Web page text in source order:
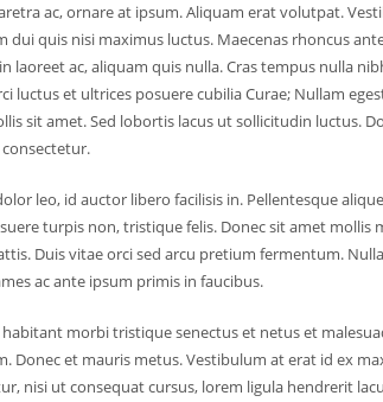
ac, ornare at ipsum. Aliquam erat volutpat.
dui quis nisi maximus luctus. Maecenas rhoncus
laoreet ac, aliquam quis nulla. Cras tempus nulla
luctus et ultrices posuere cubilia Curae; Nullam
sit amet. Sed lobortis lacus ut sollicitudin luctus.
leo, id auctor libero facilisis in. Pellentesque
turpis non, tristique felis. Donec sit amet mollis
Duis vitae orci sed arcu pretium fermentum.
ac ante ipsum primis in faucibus.
morbi tristique senectus et netus et
Donec et mauris metus. Vestibulum at erat id ex
nisi ut consequat cursus, lorem ligula hendrerit